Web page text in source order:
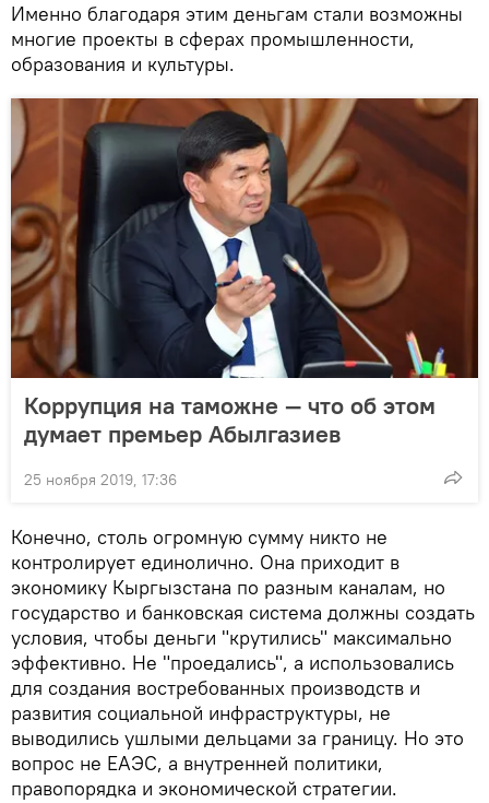
Именно благодаря этим деньгам стали возможны
многие проекты в сферах промышленности,
образования и культуры.
Коррупция на таможне — что об этом
думает премьер Абылгазиев
25 ноября 2019, 17:36
Конечно, столь огромную сумму никто не
контролирует единолично. Она приходит в
экономику Кыргызстана по разным каналам, но
государство и банковская система должны создать
условия, чтобы деньги "крутились" максимально
эффективно. Не "проедались", а использовались
для создания востребованных производств и
развития социальной инфраструктуры, не
выводились ушлыми дельцами за границу. Но это
вопрос не ЕАЭС, а внутренней политики,
правопорядка и экономической стратегии.